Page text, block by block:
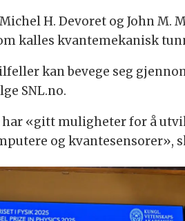
H. Devoret og John
kalles kvantemekanisk
kan bevege seg
SNL.no.
«gitt muligheter for å
og kvantesensorer»,